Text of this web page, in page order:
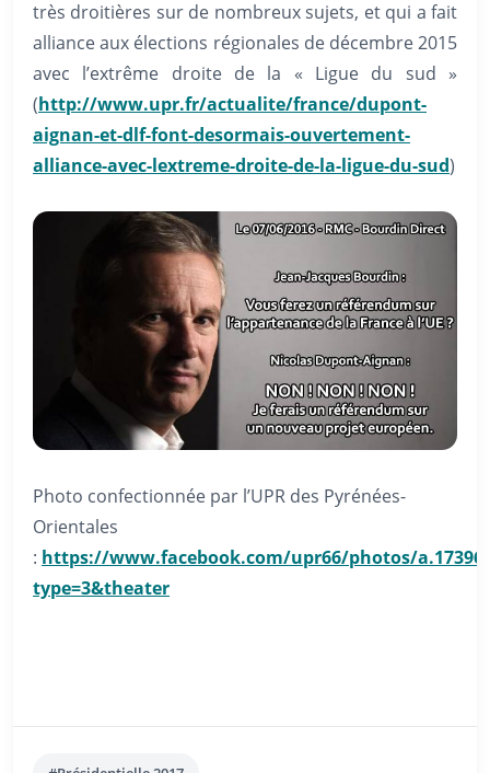
très droitières sur de nombreux sujets, et qui a fait
alliance aux élections régionales de décembre 2015
avec l’extrême droite de la « Ligue du sud »
(http://www.upr.fr/actualite/france/dupont-
aignan-et-dlf-font-desormais-ouvertement-
alliance-avec-lextreme-droite-de-la-ligue-du-sud)
Photo confectionnée par l’UPR des Pyrénées-
Orientales
: https://www.facebook.com/upr66/photos/
type=3&theater